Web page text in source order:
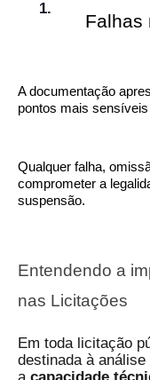
Falhas
A documentação
pontos mais
Qualquer falha,
comprometer a
suspensão.
Entendendo a
nas Licitações
Em toda licitação
destinada à